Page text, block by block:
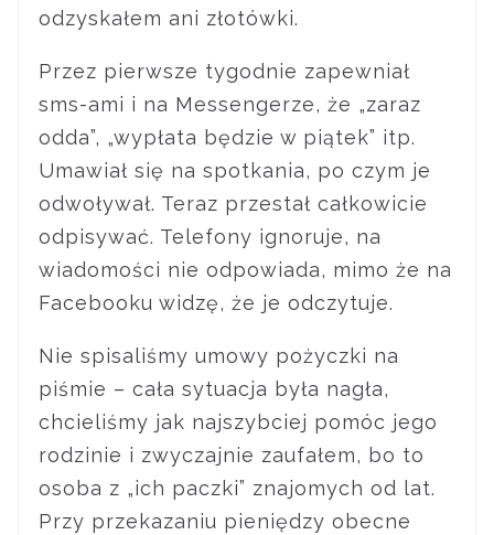
odzyskałem ani złotówki.
Przez pierwsze tygodnie zapewniał
sms-ami i na Messengerze, że „zaraz
odda”, „wypłata będzie w piątek” itp.
Umawiał się na spotkania, po czym je
odwoływał. Teraz przestał całkowicie
odpisywać. Telefony ignoruje, na
wiadomości nie odpowiada, mimo że na
Facebooku widzę, że je odczytuje.
Nie spisaliśmy umowy pożyczki na
piśmie – cała sytuacja była nagła,
chcieliśmy jak najszybciej pomóc jego
rodzinie i zwyczajnie zaufałem, bo to
osoba z „ich paczki” znajomych od lat.
Przy przekazaniu pieniędzy obecne